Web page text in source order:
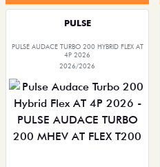
PULSE
PULSE AUDACE TURBO 200 HYBRID FLEX AT
4P 2026
2026/2026